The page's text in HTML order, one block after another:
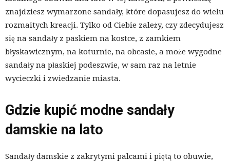
znajdziesz wymarzone sandały, które dopasujesz do wielu
rozmaitych kreacji. Tylko od Ciebie zależy, czy zdecydujesz
się na sandały z paskiem na kostce, z zamkiem
błyskawicznym, na koturnie, na obcasie, a może wygodne
sandały na płaskiej podeszwie, w sam raz na letnie
wycieczki i zwiedzanie miasta.
Gdzie kupić modne sandały
damskie na lato
Sandały damskie z zakrytymi palcami i piętą to obuwie,